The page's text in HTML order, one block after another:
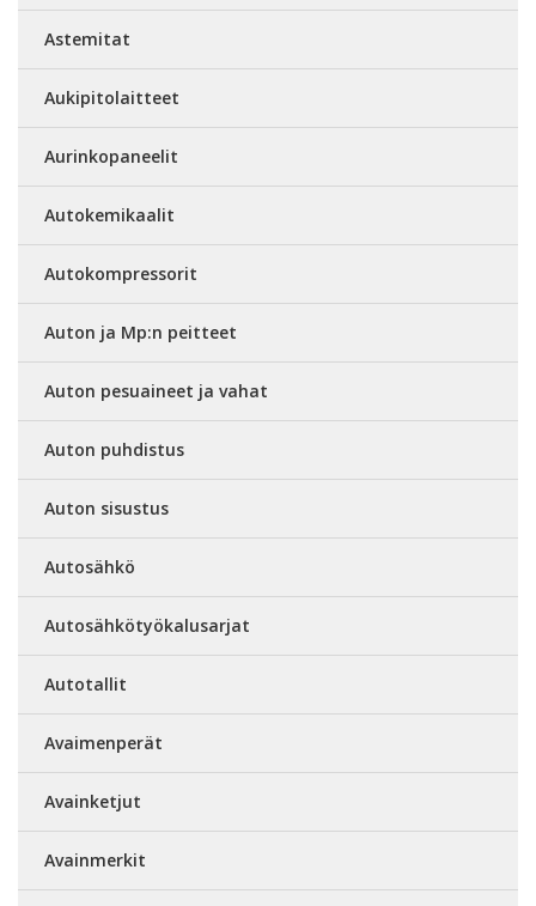
Astemitat
Aukipitolaitteet
Aurinkopaneelit
Autokemikaalit
Autokompressorit
Auton ja Mp:n peitteet
Auton pesuaineet ja vahat
Auton puhdistus
Auton sisustus
Autosähkö
Autosähkötyökalusarjat
Autotallit
Avaimenperät
Avainketjut
Avainmerkit